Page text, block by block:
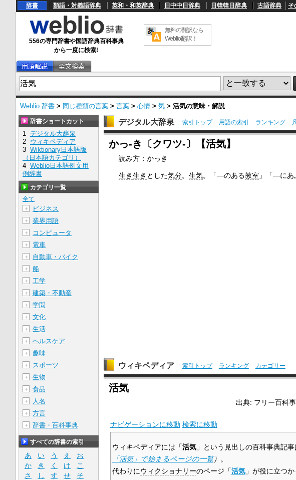
辞書 類語・対義語辞典 英和・和英辞典 日中中日辞典 日韓韓日辞典 古語辞典 そ
556の専門辞書や国語辞典百科事典
から一度に検索!
無料の翻訳なら
Weblio翻訳！
Weblio 辞書 > 同じ種類の言葉 > 言葉 > 心情 > 気 > 活気の意味・解説
U
e
/
L
:
デジタル大辞泉 索引トップ 用語の索引 ランキング
かっ‐き〔クワツ‐〕【活気】
読み方：かっき
生き生き とした気分。生気。「―のある教室 」「―にあ
ウィキペディア 索引トップ ランキング カテゴリー
活気
出典: フリー百科
ナビゲーションに移動 検索に移動
ウィキペディアには「活気」という見出しの百科事典記
「活気」で始まるページの一覧） 。
代わりにウィクショナリーのページ「活気」が役に立つか
辞書ショートカット
1 デジタル大辞泉
2 ウィキペディア
3 Wiktionary日本語版
（日本語カテゴリ）
4 Weblio日本語例文用
例辞書
カテゴリ一覧
全て
＋
ビジネス
＋ 業界用語
＋ コンピュータ
＋ 電車
＋ 自動車・バイク
＋ 船
＋ 工学
＋ 建築・不動産
＋ 学問
＋ 文化
＋ 生活
＋ ヘルスケア
＋ 趣味
＋ スポーツ
＋ 生物
＋ 食品
＋ 人名
＋ 方言
＋ 辞書・百科事典
すべての辞書の索引
あ い う え
お
か
き く け
こ
さ
し す せ
そ